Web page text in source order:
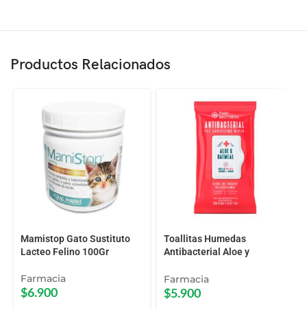
Productos Relacionados
Mamistop Gato Sustituto
Lacteo Felino 100Gr
Farmacia
$6.900
Toallitas Humedas
Antibacterial Aloe y
Farmacia
$5.900